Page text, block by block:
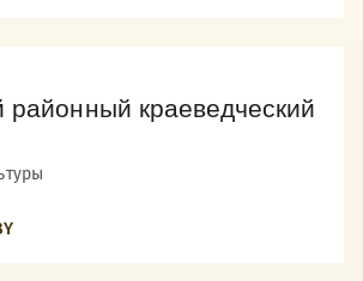
районный краеведческий